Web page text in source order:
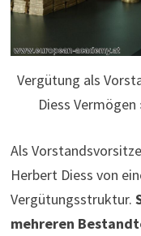
Vergütung als
Diess Vermögen
Als
Herbert Diess von
Vergütungsstruktur.
mehreren